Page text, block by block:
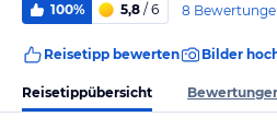
100% 5,8 / 6 8
Reisetipp bewerten Bilder
Reisetippübersicht